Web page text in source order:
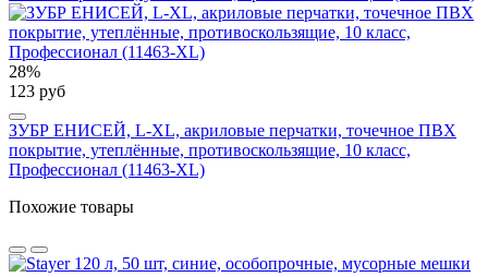
28%
123 руб
ЗУБР ЕНИСЕЙ, L-XL, акриловые перчатки, точечное ПВХ
покрытие, утеплённые, противоскользящие, 10 класс,
Профессионал (11463-XL)
Похожие товары